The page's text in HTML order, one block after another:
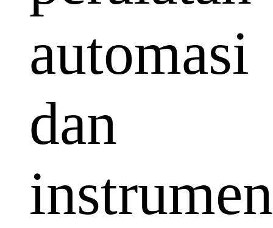
automasi
dan
instrumen